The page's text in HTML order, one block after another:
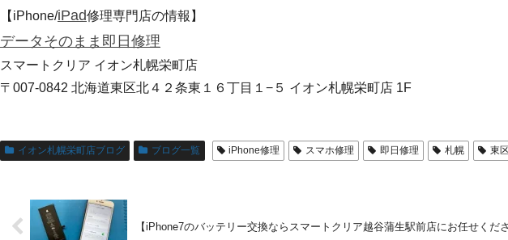
【iPhone/iPad修理専門店の情報】
データそのまま 即日修理
スマートクリア イオン札幌栄町店
〒007-0842 北海道東区北４２条東１６丁目１−５ イオン札幌栄町店 1F
イオン札幌栄町店ブログ ブログ一覧 iPhone修理 スマホ修理 即日修理 札幌 東
【iPhone7のバッテリー交換ならスマートクリア越谷蒲生駅前店にお任せくださ